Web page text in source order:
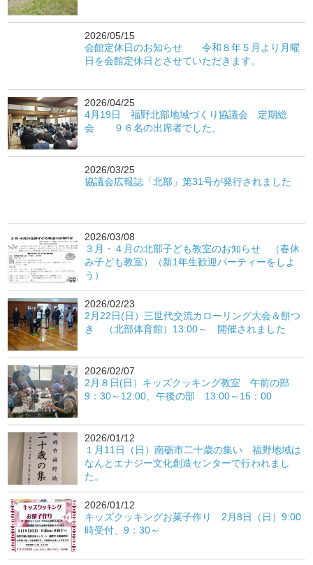
2026/05/15
会館定休日のお知らせ 令和８年５月より月曜
日を会館定休日とさせていただきます。
2026/04/25
4月19日 福野北部地域づくり協議会 定期総
会 ９６名の出席者でした。
2026/03/25
協議会広報誌「北部」第31号が発行されました
2026/03/08
３月・４月の北部子ども教室のお知らせ （春休
み子ども教室）（新1年生歓迎パーティーをしよ
う）
2026/02/23
2月22日(日）三世代交流カローリング大会＆餅つ
き （北部体育館）13:00～ 開催されました
2026/02/07
2月８日(日）キッズクッキング教室 午前の部
9：30～12:00、午後の部 13:00～15：00
2026/01/12
１月11日（日）南砺市二十歳の集い 福野地域は
なんとエナジー文化創造センターで行われまし
た。
2026/01/12
キッズクッキングお菓子作り 2月8日（日）9:00
時受付、9：30～